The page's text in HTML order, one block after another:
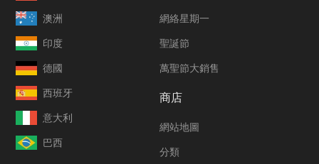
澳洲
印度
德國
西班牙
意大利
巴西
網絡星期一
聖誕節
萬聖節大銷售
商店
網站地圖
分類